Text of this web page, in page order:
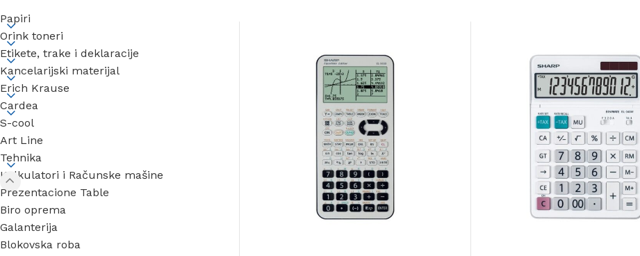
Papiri
Orink toneri
Etikete, trake i deklaracije
Kancelarijski materijal
Erich Krause
Cardea
S-cool
Art Line
Tehnika
Kalkulatori i Računske mašine
Prezentacione Table
Biro oprema
Galanterija
Blokovska roba